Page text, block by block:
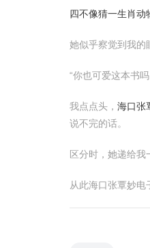
四不像猜一生肖动
她似乎察觉到我的
“你也可爱这本书
我点点头， 海口张
说不完的话。
区分时，她递给我
从此海口张覃妙电